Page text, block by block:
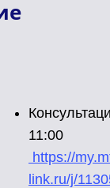
11:00
https://
link.ru/j/